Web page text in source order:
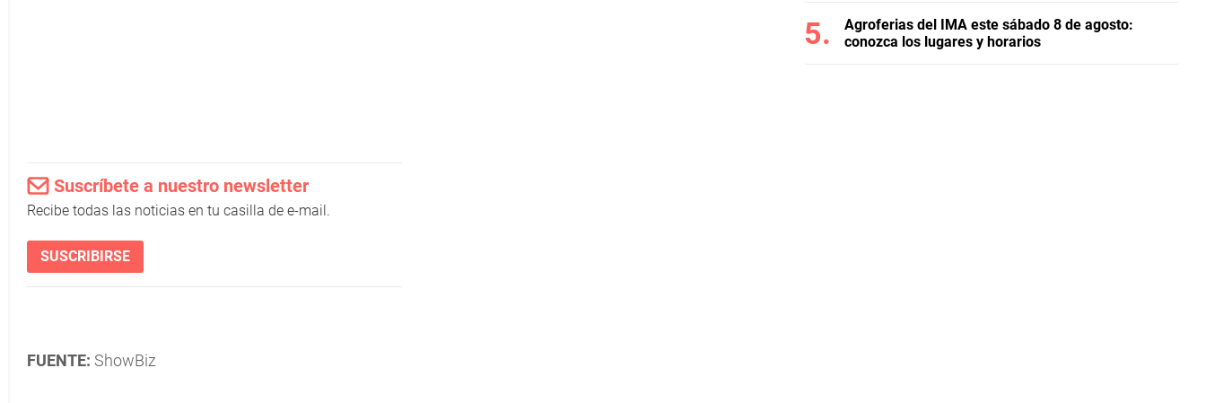
Suscríbete a nuestro newsletter
Recibe todas las noticias en tu casilla de e-mail.
SUSCRIBIRSE
FUENTE: ShowBiz
Agroferias del IMA este sábado 8 de agosto:
conozca los lugares y horarios